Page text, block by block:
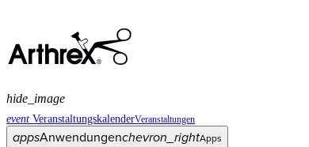
event VeranstaltungskalenderVeranstaltungen
appsAnwendungenchevron_rightApps
hide_image